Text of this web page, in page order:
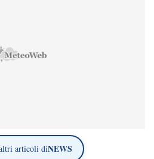
articoli diNEWS